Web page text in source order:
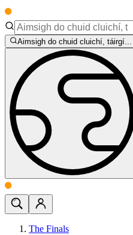
Aimsigh do chuid cluichí, táirgí...
The Finals